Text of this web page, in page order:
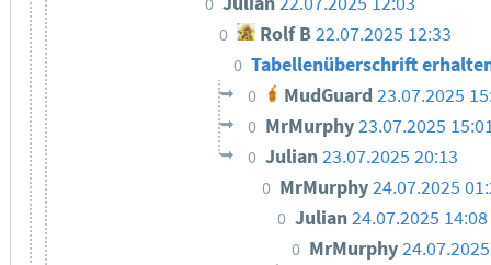
0 Rolf B22.07.2025 12:33
0 Tabellenüberschrift
0 MudGuard 23.07.2025
0 MrMurphy23.07.2025
0 Julian23.07.2025 20:13
0 MrMurphy24.07.2025
0 Julian24.07.2025 14:08
0 MrMurphy